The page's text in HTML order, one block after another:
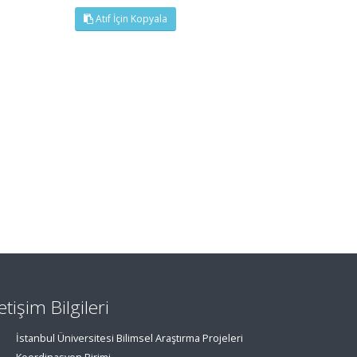
Atıf İçin Kopyala
Bilgileri
İstanbul Üniversitesi Bilimsel Araştırma Projeleri